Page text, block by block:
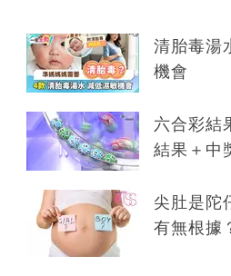
清胎毒湯
機會
六合彩結
結果＋中
尖肚是陀
有無根據